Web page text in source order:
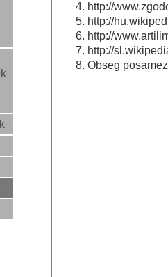
4. http://
5. http://
6. http://
7. http://
8. Obseg